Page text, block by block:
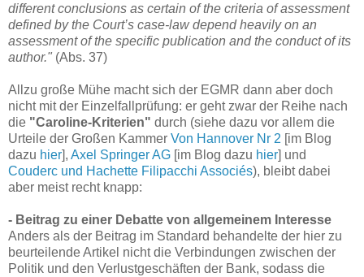
different conclusions as certain of the criteria of assessment
defined by the Court’s case-law depend heavily on an
assessment of the specific publication and the conduct of its
author." (Abs. 37)
Allzu große Mühe macht sich der EGMR dann aber doch
nicht mit der Einzelfallprüfung: er geht zwar der Reihe nach
die "Caroline-Kriterien" durch (siehe dazu vor allem die
Urteile der Großen Kammer Von Hannover Nr 2 [im Blog
dazu hier], Axel Springer AG [im Blog dazu hier] und
Couderc und Hachette Filipacchi Associés), bleibt dabei
aber meist recht knapp:
- Beitrag zu einer Debatte von allgemeinem Interesse
Anders als der Beitrag im Standard behandelte der hier zu
beurteilende Artikel nicht die Verbindungen zwischen der
Politik und den Verlustgeschäften der Bank, sodass die